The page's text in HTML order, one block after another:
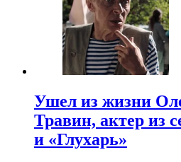
Ушел из жизни
Травин, актер из
и «Глухарь»